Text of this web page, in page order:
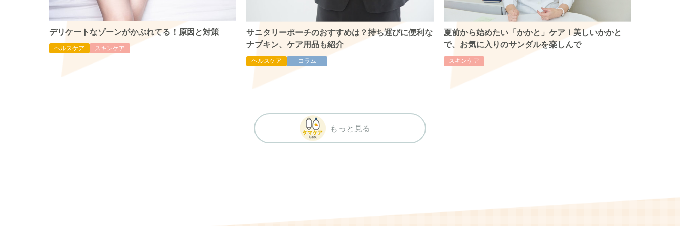
デリケートなゾーンがかぶれてる！原因と対策
ヘルスケア スキンケア
サニタリーポーチのおすすめは？持ち運びに便利な
ナプキン、ケア用品も紹介
ヘルスケア コラム
夏前から始めたい「かかと」ケア！美しいかかと
で、お気に入りのサンダルを楽しんで
スキンケア
もっと見る